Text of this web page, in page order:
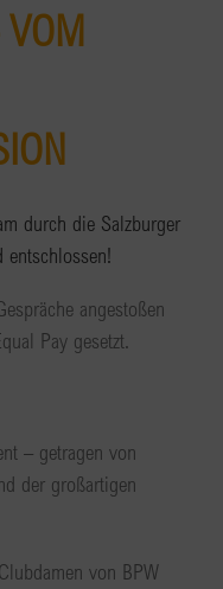
durch die Salzburger
angestoßen
Pay gesetzt.
– getragen von
der großartigen
von BPW